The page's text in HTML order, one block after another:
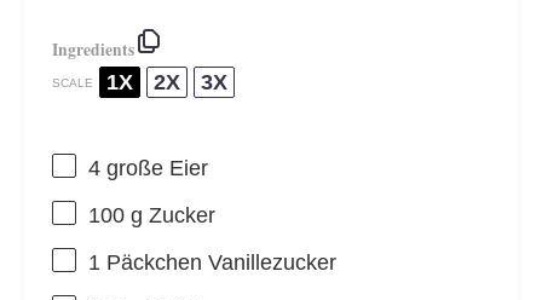
Ingredients
SCALE 1X 2X 3X
4große Eier
100 g Zucker
1Päckchen Vanillezucker